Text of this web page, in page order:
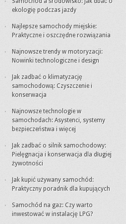
ekologię podczas jazdy
Najlepsze samochody miejskie:
Praktyczne i oszczędne rozwiązania
Najnowsze trendy w motoryzacji:
Nowinki technologiczne i design
Jak zadbać o klimatyzację
samochodową: Czyszczenie i
konserwacja
Najnowsze technologie w
samochodach: Asystenci, systemy
bezpieczeństwa i więcej
Jak zadbać o silnik samochodowy:
Pielęgnacja i konserwacja dla długiej
żywotności
Jak kupić używany samochód:
Praktyczny poradnik dla kupujących
Samochód na gaz: Czy warto
inwestować w instalację LPG?